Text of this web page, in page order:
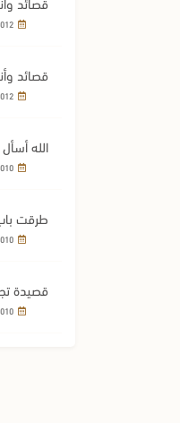
قصائد
الله أسأل
طرقت
قصيدة